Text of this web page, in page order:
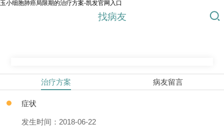
玉小细胞肺癌局限期的治疗方案-凯发官网入口
找病友
治疗方案 病友留言
症状
发生时间：2018-06-22